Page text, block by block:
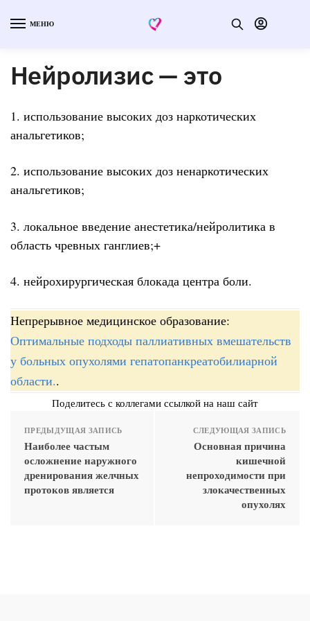
МЕНЮ
Нейролизис — это
1. использование высоких доз наркотических
анальгетиков;
2. использование высоких доз ненаркотических
анальгетиков;
3. локальное введение анестетика/нейролитика в
область чревных ганглиев;+
4. нейрохирургическая блокада центра боли.
Непрерывное медицинское образование:
Оптимальные подходы паллиативных вмешательств
у больных опухолями гепатопанкреатобилиарной
области..
Поделитесь с коллегами ссылкой на наш сайт
ПРЕДЫДУЩАЯ ЗАПИСЬ
Наиболее частым
осложнение наружного
дренирования желчных
протоков является
СЛЕДУЮЩАЯ ЗАПИСЬ
Основная причина
кишечной
непроходимости при
злокачественных
опухолях